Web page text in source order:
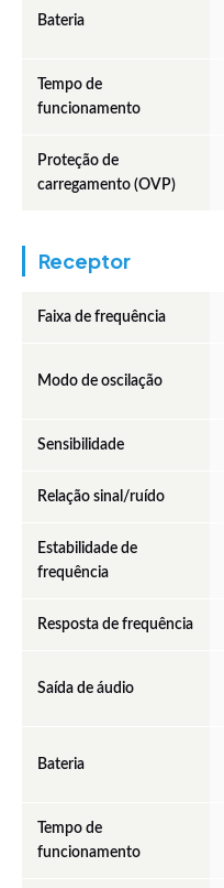
Bateria
Tempo de
funcionamento
Proteção de
carregamento (OVP)
Receptor
Faixa de frequência
Modo de oscilação
Sensibilidade
Relação sinal/ruído
Estabilidade de
frequência
Resposta de frequência
Saída de áudio
Bateria
Tempo de
funcionamento